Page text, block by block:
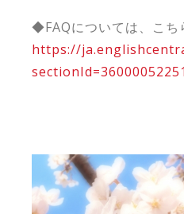
◆FAQについては、こち
https://